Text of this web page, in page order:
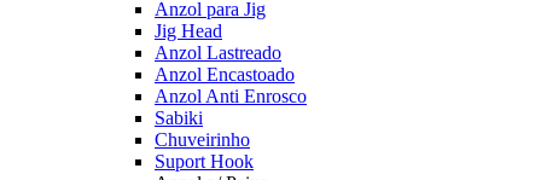
Anzol para Jig
Jig Head
Anzol Lastreado
Anzol Encastoado
Anzol Anti Enrosco
Sabiki
Chuveirinho
Suport Hook